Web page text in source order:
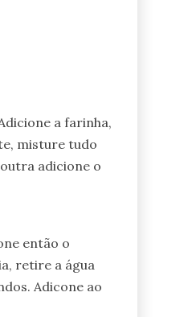
a farinha,
misture tudo
adicione o
então o
retire a água
Adicone ao